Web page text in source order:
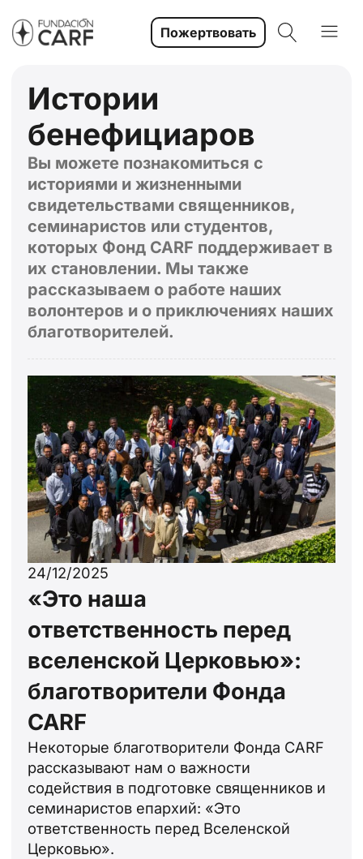
Пожертвовать
Истории
бенефициаров
Вы можете познакомиться с
историями и жизненными
свидетельствами священников,
семинаристов или студентов,
которых Фонд CARF поддерживает в
их становлении. Мы также
рассказываем о работе наших
волонтеров и о приключениях наших
благотворителей.
24/12/2025
«Это наша
ответственность перед
вселенской Церковью»:
благотворители Фонда
CARF
Некоторые благотворители Фонда CARF
рассказывают нам о важности
содействия в подготовке священников и
семинаристов епархий: «Это
ответственность перед Вселенской
Церковью».